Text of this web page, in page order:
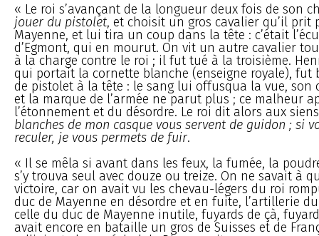
« Le roi s’avançant de la longueur deux fois de son
jouer du pistolet, et choisit un gros cavalier qu’il prit
Mayenne, et lui tira un coup dans la tête : c’était
d’Egmont, qui en mourut. On vit un autre cavalier
à la charge contre le roi ; il fut tué à la troisième.
qui portait la cornette blanche (enseigne royale), fut
de pistolet à la tête : le sang lui offusqua la vue, son
et la marque de l’armée ne parut plus ; ce malheur
l’étonnement et du désordre. Le roi dit alors aux
blanches de mon casque vous servent de guidon ; si
reculer, je vous permets de fuir.
« Il se mêla si avant dans les feux, la fumée, la
s’y trouva seul avec douze ou treize. On ne savait à
victoire, car on avait vu les chevau-légers du roi
duc de Mayenne en désordre et en fuite, l’artillerie
celle du duc de Mayenne inutile, fuyards de çà,
avait encore en bataille un gros de Suisses et de